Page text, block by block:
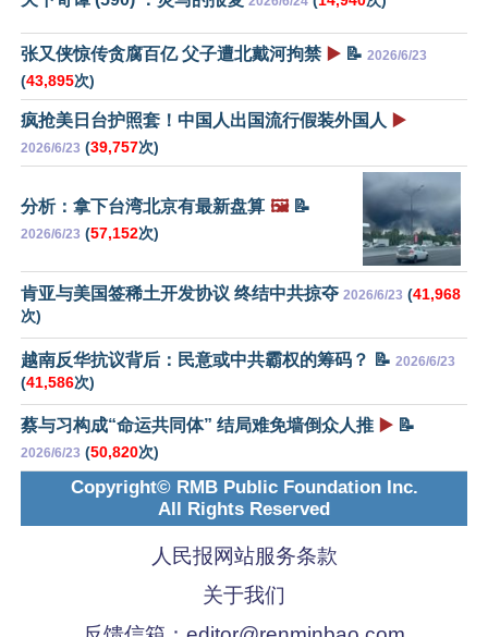
张又侠惊传贪腐百亿 父子遭北戴河拘禁 ▶️ 📝 2026/6/23
(43,895次)
疯抢美日台护照套！中国人出国流行假装外国人 ▶️
2026/6/23 (39,757次)
分析：拿下台湾北京有最新盘算 🖼️📝
2026/6/23 (57,152次)
肯亚与美国签稀土开发协议 终结中共掠夺 2026/6/23 (41,968
次)
越南反华抗议背后：民意或中共霸权的筹码？ 📝 2026/6/23
(41,586次)
蔡与习构成“命运共同体” 结局难免墙倒众人推 ▶️ 📝
2026/6/23 (50,820次)
Copyright© RMB Public Foundation Inc.
All Rights Reserved
人民报网站服务条款
关于我们